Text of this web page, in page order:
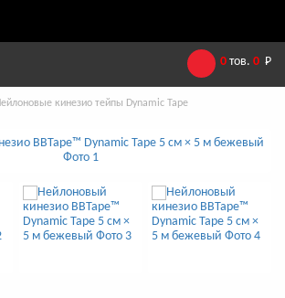
0 тов. 0 Р
кинезио тейпы Dynamic Tape